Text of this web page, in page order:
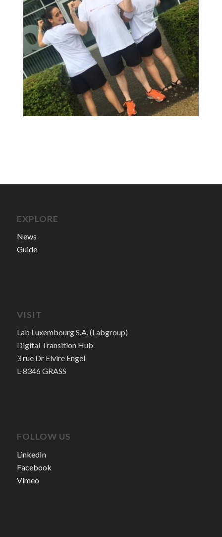
EXPLORE
News
Guide
VISIT
Lab Luxembourg S.A. (Labgroup)
Digital Transition Hub
3 rue Dr Elvire Engel
L-8346 GRASS
FOLLOW US
LinkedIn
Facebook
Vimeo